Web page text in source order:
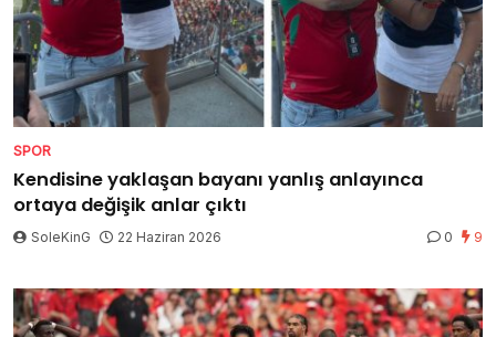
SPOR
Kendisine yaklaşan bayanı yanlış anlayınca
ortaya değişik anlar çıktı
SoleKinG 22 Haziran 2026 0 9